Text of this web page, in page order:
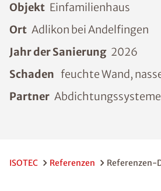
Objekt Einfamilienhaus
Ort Adlikon bei Andelfingen
Jahr der Sanierung 2026
Schaden feuchte Wand,
Partner Abdichtungssysteme
ISOTEC Referenzen Referenzen-